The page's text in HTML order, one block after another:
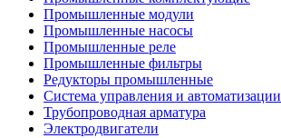
Промышленные модули
Промышленные насосы
Промышленные реле
Промышленные фильтры
Редукторы промышленные
Система управления и автоматизации
Трубопроводная арматура
Электродвигатели